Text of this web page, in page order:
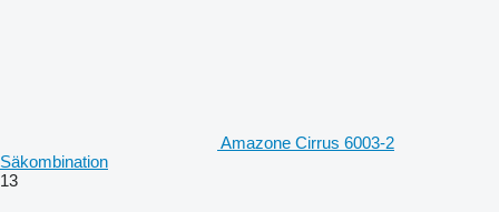
Amazone Cirrus 6003-2
Säkombination
13